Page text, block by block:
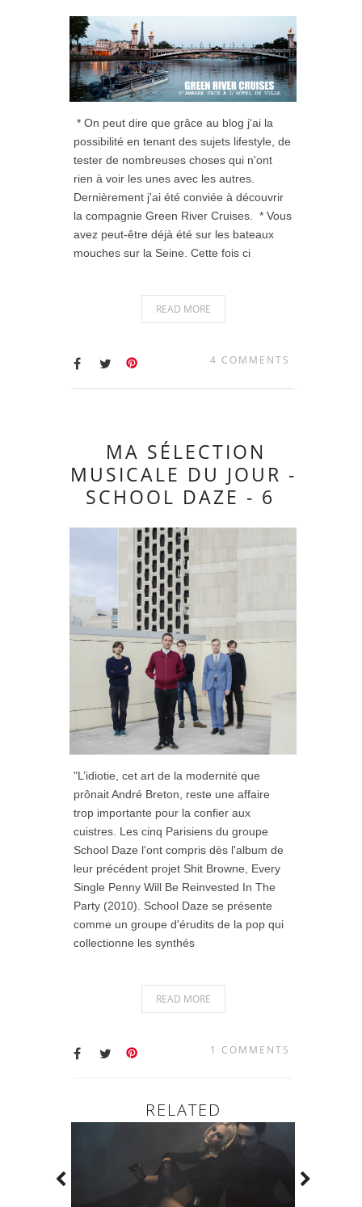
* On peut dire que grâce au blog j'ai la
possibilité en tenant des sujets lifestyle, de
tester de nombreuses choses qui n'ont
rien à voir les unes avec les autres.
Dernièrement j'ai été conviée à découvrir
la compagnie Green River Cruises. * Vous
avez peut-être déjà été sur les bateaux
mouches sur la Seine. Cette fois ci
READ MORE
4 COMMENTS
MA SÉLECTION
MUSICALE DU JOUR -
SCHOOL DAZE - 6
"L’idiotie, cet art de la modernité que
prônait André Breton, reste une affaire
trop importante pour la confier aux
cuistres. Les cinq Parisiens du groupe
School Daze l'ont compris dès l'album de
leur précédent projet Shit Browne, Every
Single Penny Will Be Reinvested In The
Party (2010). School Daze se présente
comme un groupe d'érudits de la pop qui
collectionne les synthés
READ MORE
1 COMMENTS
RELATED